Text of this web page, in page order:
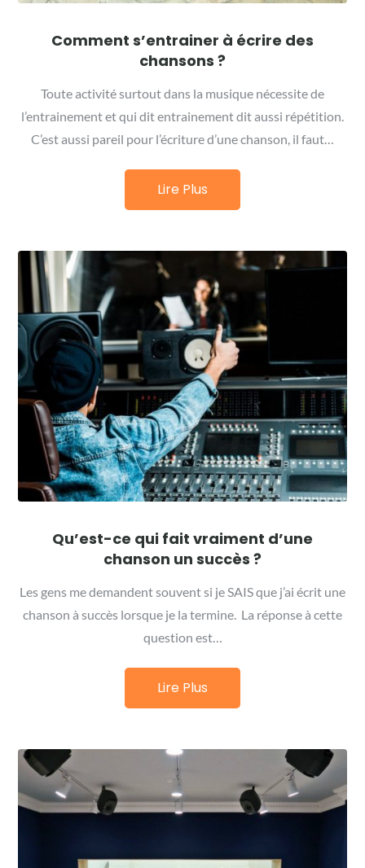
Comment s’entrainer à écrire des
chansons ?
Toute activité surtout dans la musique nécessite de
l’entrainement et qui dit entrainement dit aussi répétition.
C’est aussi pareil pour l’écriture d’une chanson, il faut…
Lire Plus
Qu’est-ce qui fait vraiment d’une
chanson un succès ?
Les gens me demandent souvent si je SAIS que j’ai écrit une
chanson à succès lorsque je la termine. La réponse à cette
question est…
Lire Plus